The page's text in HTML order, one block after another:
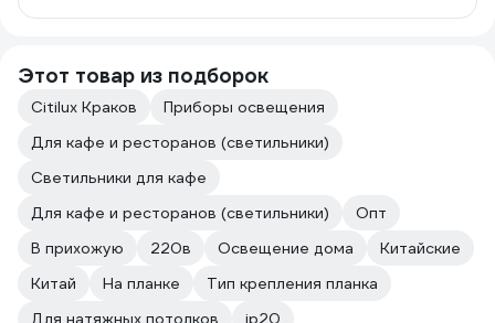
Этот товар из подборок
Citilux Краков
Приборы освещения
Для кафе и ресторанов (светильники)
Светильники для кафе
Для кафе и ресторанов (светильники)
Опт
В прихожую
220в Освещение дома
Китайские
Китай
На планке
Тип крепления планка
Для натяжных потолков
ip20